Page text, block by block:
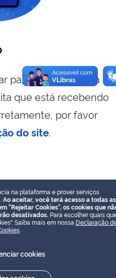
para visualizar essa
que está recebendo
por favor
do site.
na plataforma e prover serviços
Ao aceitar, você terá acesso a todas as
"Rejeitar Cookies", os cookies que
desativados. Para escolher quais
Saiba mais em nossa Declaração
cookies